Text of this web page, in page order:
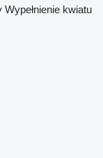
kwiatu